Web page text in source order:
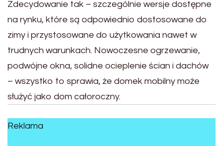
Zdecydowanie tak – szczególnie wersje dostępne
na rynku, które są odpowiednio dostosowane do
zimy i przystosowane do użytkowania nawet w
trudnych warunkach. Nowoczesne ogrzewanie,
podwójne okna, solidne ocieplenie ścian i dachów
– wszystko to sprawia, że domek mobilny może
służyć jako dom całoroczny.
Reklama